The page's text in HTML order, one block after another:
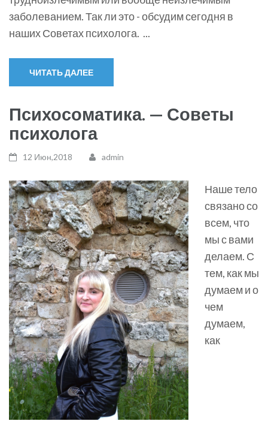
заболеванием. Так ли это - обсудим сегодня в
наших Советах психолога. ...
ЧИТАТЬ ДАЛЕЕ
Психосоматика. — Советы
психолога
12 Июн,2018 admin
Наше тело
связано со
всем, что
мы с вами
делаем. С
тем, как мы
думаем и о
чем
думаем,
как